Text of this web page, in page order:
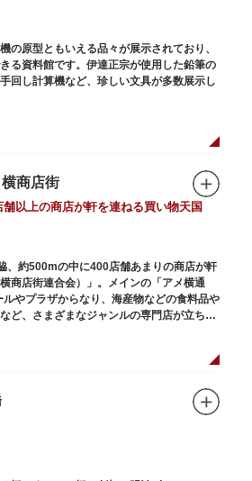
などユニークな種も見られます。
小動物を間近で観察することを通じて、命
る体験プログラムが実施されています。
ら、園内にいくつかあるフードショップで
で、動物たちをモチーフにした可愛いフー
リジナルグッズを取り扱うギフトショップ
の原型ともいえる品々が展示されており、
る資料館です。伊達正宗が使用した鉛筆の
回し計算機など、珍しい文具が多数展示し
商店街
舗以上の商店が軒を連ねる買い物天国
、約500mの中に400店舗あまりの商店が軒
商店街連合会）」。メインの「アメ横通
やプラザからなり、海産物などの食料品や
ど、さまざまなジャンルの専門店が立ち並
飛び交うなかで、店員さんとの会話も楽し
るのが魅力のひとつ。年末の叩き売りは風
ついた第二次世界大戦後にできた闇市。多
のに対して、アメ横は満州からの復員兵が
を統制し、商店街が形成されました。
た闇市は、飴を販売する屋台があったこと
と呼ばれるように。反対側のJR御徒町付近